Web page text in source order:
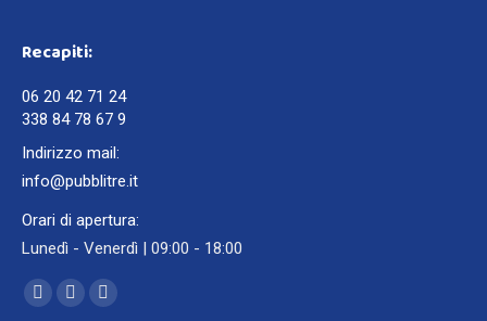
Recapiti:
06 20 42 71 24
338 84 78 67 9
Indirizzo mail:
info@pubblitre.it
Orari di apertura:
Lunedì - Venerdì | 09:00 - 18:00
Ci puoi trovare su:
Facebook
InstagramWhatsapp